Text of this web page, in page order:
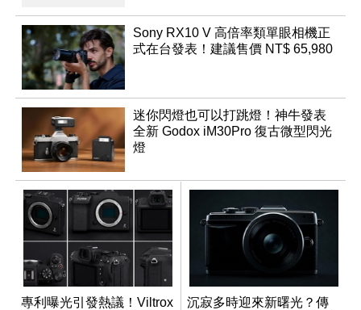
Sony RX10 V 高倍率類單眼相機正
式在台發表！建議售價 NT$ 65,980
迷你閃燈也可以打跳燈！神牛發表
全新 Godox iM30Pro 復古微型閃光
燈
專利曝光引發熱議！Viltrox
沉寂多時迎來新曙光？傳